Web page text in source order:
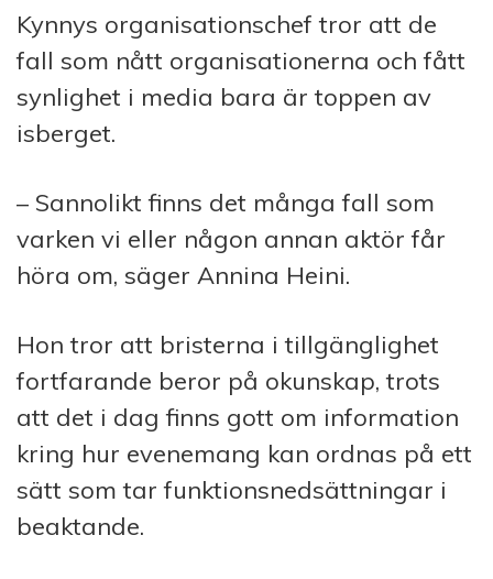
Kynnys organisationschef tror att de
fall som nått organisationerna och fått
synlighet i media bara är toppen av
isberget.
– Sannolikt finns det många fall som
varken vi eller någon annan aktör får
höra om, säger Annina Heini.
Hon tror att bristerna i tillgänglighet
fortfarande beror på okunskap, trots
att det i dag finns gott om information
kring hur evenemang kan ordnas på ett
sätt som tar funktionsnedsättningar i
beaktande.